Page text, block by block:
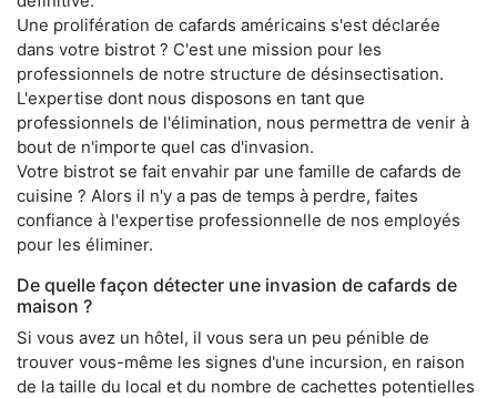
Une prolifération de cafards américains s'est déclarée
dans votre bistrot ? C'est une mission pour les
professionnels de notre structure de désinsectisation.
L'expertise dont nous disposons en tant que
professionnels de l'élimination, nous permettra de venir à
bout de n'importe quel cas d'invasion.
Votre bistrot se fait envahir par une famille de cafards de
cuisine ? Alors il n'y a pas de temps à perdre, faites
confiance à l'expertise professionnelle de nos employés
pour les éliminer.
De quelle façon détecter une invasion de cafards de
maison ?
Si vous avez un hôtel, il vous sera un peu pénible de
trouver vous-même les signes d'une incursion, en raison
de la taille du local et du nombre de cachettes potentielles